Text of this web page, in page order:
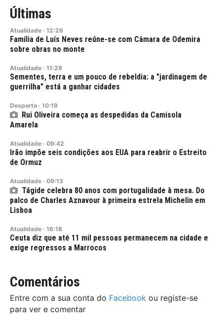
Últimas
Atualidade · 12:26
Família de Luís Neves reúne-se com Câmara de Odemira
sobre obras no monte
Atualidade · 11:29
Sementes, terra e um pouco de rebeldia: a "jardinagem de
guerrilha" está a ganhar cidades
Desporto · 10:19
Rui Oliveira começa as despedidas da Camisola
Amarela
Atualidade · 09:42
Irão impõe seis condições aos EUA para reabrir o Estreito
de Ormuz
Atualidade · 09:13
Tágide celebra 80 anos com portugalidade à mesa. Do
palco de Charles Aznavour à primeira estrela Michelin em
Lisboa
Atualidade · 16:18
Ceuta diz que até 11 mil pessoas permanecem na cidade e
exige regressos a Marrocos
Comentários
Entre com a sua conta do Facebook ou registe-se
para ver e comentar